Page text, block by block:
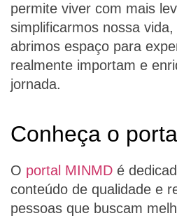
permite viver com mais
simplificarmos nossa
abrimos espaço para
realmente importam e
jornada.
Conheça o
O portal MINMD é
conteúdo de qualidade e
pessoas que buscam